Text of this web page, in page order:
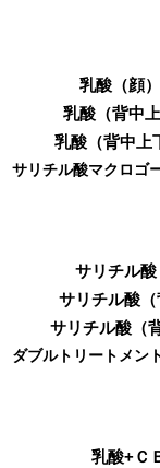
乳酸（顔）
乳酸（背中上
乳酸（背中上
サリチル酸マクロゴ
サリチル酸
サリチル酸（
サリチル酸（
ダブルトリートメン
乳酸+Ｃ